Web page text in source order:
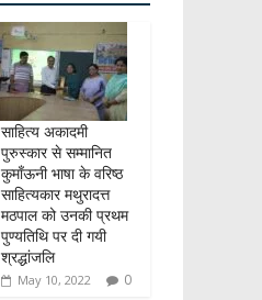
साहित्य अकादमी
पुरुस्कार से सम्मानित
कुमाँऊनी भाषा के वरिष्ठ
साहित्यकार मथुरादत्त
मठपाल को उनकी प्रथम
पुण्यतिथि पर दी गयी
श्रद्धांजलि
May 10, 2022 0